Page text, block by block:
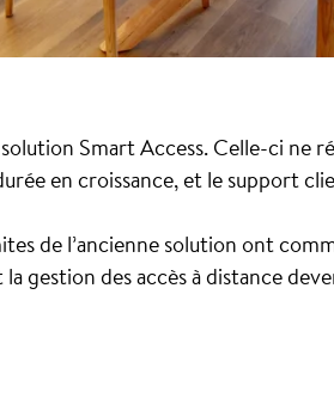
Smart Access. Celle-ci ne
en croissance, et le support
de l’ancienne solution ont
gestion des accès à distance